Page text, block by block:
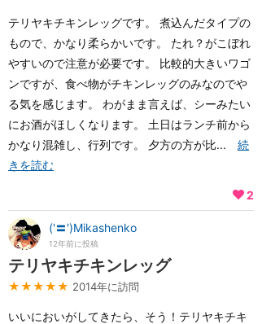
テリヤキチキンレッグです。 煮込んだタイプの
もので、かなり柔らかいです。 たれ？がこぼれ
やすいので注意が必要です。 比較的大きいワゴ
ンですが、食べ物がチキンレッグのみなのでや
る気を感じます。 わがまま言えば、シーみたい
にお酒がほしくなります。 土日はランチ前から
かなり混雑し、行列です。 夕方の方が比... 続
きを読む
2
('〓')Mikashenko
12年前に投稿
テリヤキチキンレッグ
★★★★★ 2014年に訪問
いいにおいがしてきたら、そう！テリヤキチキ